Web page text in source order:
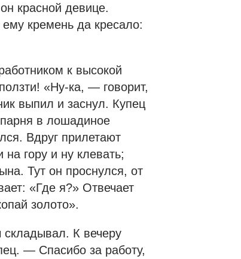
красной девице.
кремень да кресало:
к высокой
«Ну-ка, — говорит,
выпил и заснул. Купец
в лошадиное
Вдруг прилетают
гору и ну клевать;
Тут он проснулся, от
«Где я?» Отвечает
золото».
складывал. К вечеру
— Спасибо за работу,